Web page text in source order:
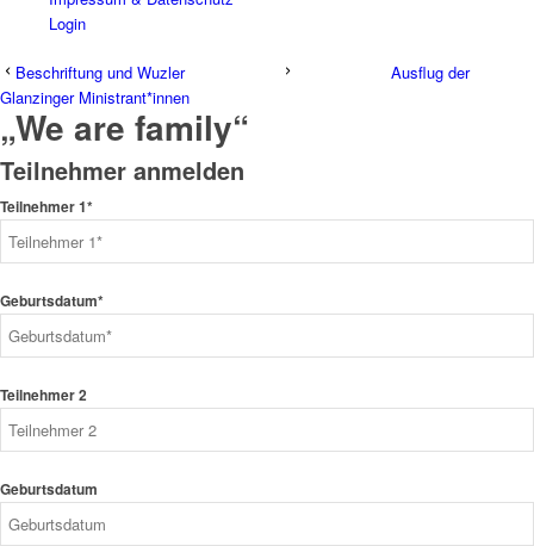
Login
Beschriftung und Wuzler
Ausflug der
Glanzinger Ministrant*innen
„We are family“
Teilnehmer anmelden
Teilnehmer 1*
Geburtsdatum*
Teilnehmer 2
Geburtsdatum